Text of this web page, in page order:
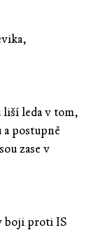
leda v tom,
postupně
zase v
boji proti IS